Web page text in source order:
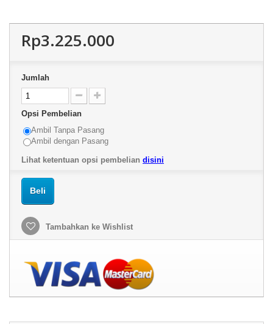
Rp3.225.000
Jumlah
Opsi Pembelian
Ambil Tanpa Pasang
Ambil dengan Pasang
Lihat ketentuan opsi pembelian disini
Beli
Tambahkan ke Wishlist